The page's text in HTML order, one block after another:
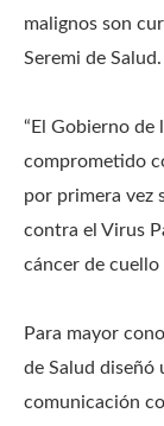
malignos son
Seremi de Salud.
“El Gobierno de
comprometido
por primera vez
contra el Virus
cáncer de cuello
Para mayor
de Salud diseñó
comunicación